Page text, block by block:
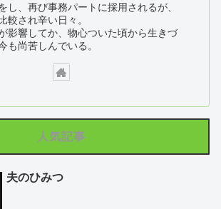
し、再び事務パートに採用されるが、
較され辛い日々。
影響してか、物心ついた頃から生きづ
も尚苦しんでいる。
人気記事
夫のひみつ